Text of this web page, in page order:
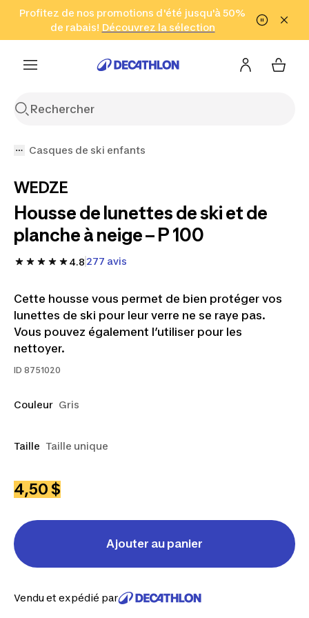
Aller à la recherche Aller au contenu Aller au pied de
Profitez de nos promotions d'été jusqu'à 50%
de rabais! Découvrez la sélection
Cliquez ici
en seulement 2 h!
(Zones sélectionnées)
Casques de ski enfants
WEDZE
Housse de lunettes de ski et de
planche à neige – P 100
4.8 277 avis
Cette housse vous permet de bien protéger vos
lunettes de ski pour leur verre ne se raye pas.
Vous pouvez également l’utiliser pour les
nettoyer.
ID 8751020
Couleur Gris
Taille Taille unique
4,50 $
Ajouter au panier
Vendu et expédié par